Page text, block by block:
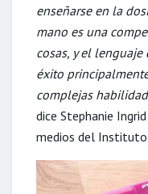
enseñarse en la
mano es una
cosas, y el
éxito
complejas
dice Stephanie
medios del Instituto